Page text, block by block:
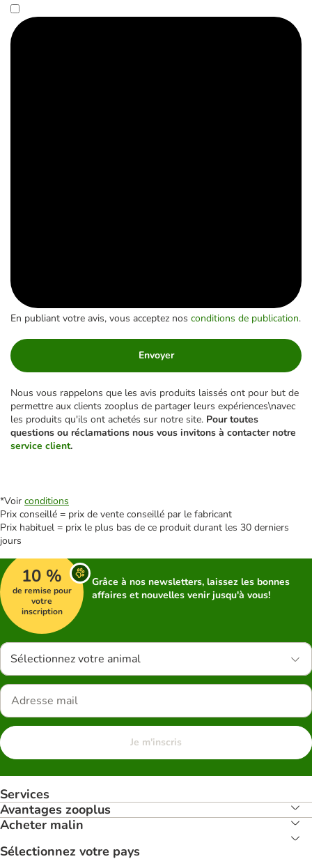
En publiant votre avis, vous acceptez nos conditions de publication.
Envoyer
Nous vous rappelons que les avis produits laissés ont pour but de
permettre aux clients zooplus de partager leurs expériences\navec
les produits qu'ils ont achetés sur notre site. Pour toutes
questions ou réclamations nous vous invitons à contacter notre
service client.
*Voir conditions
Prix conseillé = prix de vente conseillé par le fabricant
Prix habituel = prix le plus bas de ce produit durant les 30 derniers
jours
10 %
de remise pour
votre
inscription
Grâce à nos newsletters, laissez les bonnes
affaires et nouvelles venir jusqu'à vous!
Sélectionnez votre animal
Je m'inscris
Services
Avantages zooplus
Acheter malin
Sélectionnez votre pays